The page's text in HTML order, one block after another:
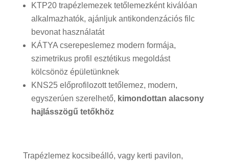
KTP20 trapézlemezek tetőlemezként kiválóan
alkalmazhatók, ajánljuk antikondenzációs filc
bevonat használatát
KÁTYA cserepeslemez modern formája,
szimetrikus profil esztétikus megoldást
kölcsönöz épületünknek
KNS25 előprofilozott tetőlemez, modern,
egyszerúen szerelhető, kimondottan alacsony
hajlásszögű tetőkhöz
Trapézlemez kocsibeálló, vagy kerti pavilon,